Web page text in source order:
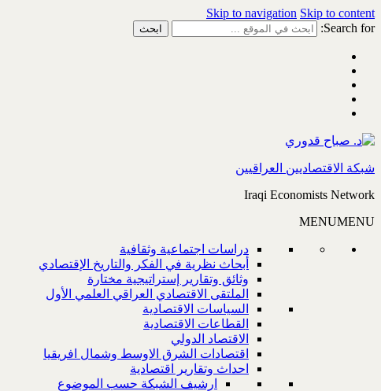
Skip to navigation Skip to content
Search for:
شبكة الاقتصاديين العراقيين
Iraqi Economists Network
MENUMENU
دراسات اجتماعية وثقافية
أبحاث نظرية في الفكر والتاريخ الإقتصادي
وثائق وتقارير إستراتيجية مختارة
الملتقى الاقتصادي العراقي العلمي الأول
السياسات الاقتصادية
القطاعات الاقتصادية
الاقتصاد الدولي
اقتصادات الشرق الاوسط وشمال افريقيا
احداث وتقارير اقتصادية
ارشيف الشبكة حسب الموضوع